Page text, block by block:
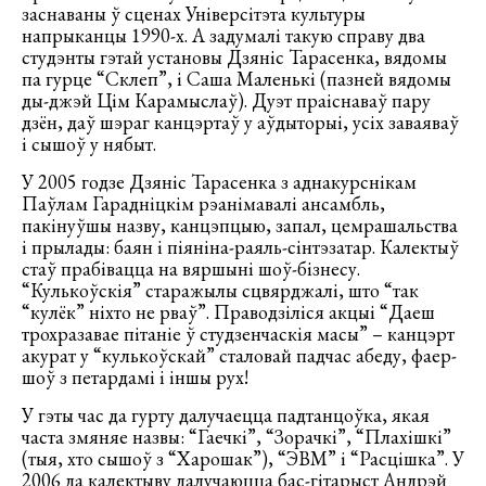
заснаваны ў сценах Універсітэта культуры
напрыканцы 1990-х. А задумалі такую справу два
студэнты гэтай установы Дзяніс Тарасенка, вядомы
па гурце “Склеп”, і Саша Маленькі (пазней вядомы
ды-джэй Цім Карамыслаў). Дуэт праіснаваў пару
дзён, даў шэраг канцэртаў у аўдыторыі, усіх заваяваў
і сышоў у нябыт.
У 2005 годзе Дзяніс Тарасенка з аднакурснікам
Паўлам Гарадніцкім рэанімавалі ансамбль,
пакінуўшы назву, канцэпцыю, запал, цемрашальства
і прылады: баян і піяніна-раяль-сінтэзатар. Калектыў
стаў прабівацца на вяршыні шоў-бізнесу.
“Кулькоўскія” старажылы сцвярджалі, што “так
“кулёк” ніхто не рваў”. Праводзіліся акцыі “Даеш
трохразавае пітаніе ў студзенчаскія масы” – канцэрт
акурат у “кулькоўскай” сталовай падчас абеду, фаер-
шоў з петардамі і іншы рух!
У гэты час да гурту далучаецца падтанцоўка, якая
часта змяняе назвы: “Гаечкі”, “Зорачкі”, “Плахішкі”
(тыя, хто сышоў з “Харошак”), “ЭВМ” і “Расцішка”. У
2006 да калектыву далучаюцца бас-гітарыст Андрэй